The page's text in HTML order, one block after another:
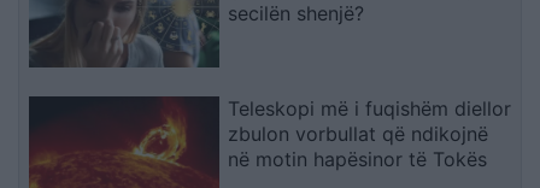
secilën shenjë?
Teleskopi më i fuqishëm diellor
zbulon vorbullat që ndikojnë
në motin hapësinor të Tokës